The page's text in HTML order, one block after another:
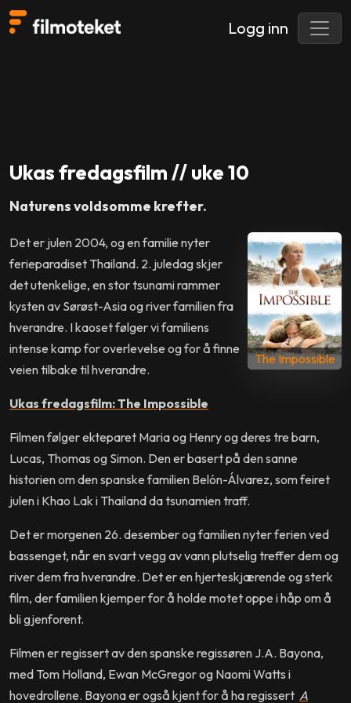
Logg inn
Ukas fredagsfilm // uke 10
Naturens voldsomme krefter.
The Impossible
Det er julen 2004, og en familie nyter
ferieparadiset Thailand. 2. juledag skjer
det utenkelige, en stor tsunami rammer
kysten av Sørøst-Asia og river familien fra
hverandre. I kaoset følger vi familiens
intense kamp for overlevelse og for å finne
veien tilbake til hverandre.
Ukas fredagsfilm: The Impossible
Filmen følger ekteparet Maria og Henry og deres tre barn,
Lucas, Thomas og Simon. Den er basert på den sanne
historien om den spanske familien Belón-Álvarez, som feiret
julen i Khao Lak i Thailand da tsunamien traff.
Det er morgenen 26. desember og familien nyter ferien ved
bassenget, når en svart vegg av vann plutselig treffer dem og
river dem fra hverandre. Det er en hjerteskjærende og sterk
film, der familien kjemper for å holde motet oppe i håp om å
bli gjenforent.
Filmen er regissert av den spanske regissøren J.A. Bayona,
med Tom Holland, Ewan McGregor og Naomi Watts i
hovedrollene. Bayona er også kjent for å ha regissert A